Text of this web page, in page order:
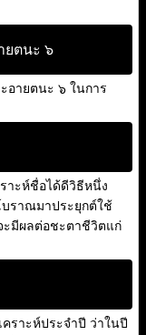
ยตนะ ๖
อายตนะ ๖ ในการ
าะห์ชื่อได้ดีวิธีหนึ่ง
ราณมาประยุกต์ใช้
มีผลต่อชะตาชีวิตแก่
ราะห์ประจำปี ว่าในปี